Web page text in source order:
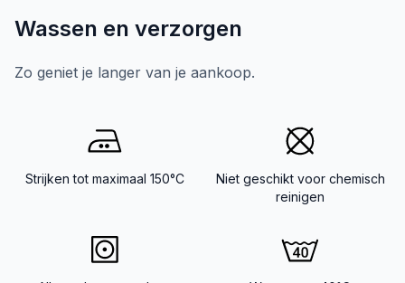
Wassen en verzorgen
Zo geniet je langer van je aankoop.
Strijken tot maximaal 150°C
Niet geschikt voor chemisch
reinigen